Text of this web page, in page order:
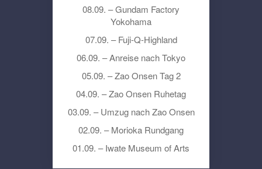
08.09. – Gundam Factory
Yokohama
07.09. – Fuji-Q-Highland
06.09. – Anreise nach Tokyo
05.09. – Zao Onsen Tag 2
04.09. – Zao Onsen Ruhetag
03.09. – Umzug nach Zao Onsen
02.09. – Morioka Rundgang
01.09. – Iwate Museum of Arts